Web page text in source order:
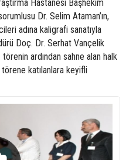
Hastanesi Başhekim
Dr. Selim Ataman’ın,
adına kaligrafi sanatıyla
Doç. Dr. Serhat Vançelik
ardından sahne alan halk
katılanlara keyifli